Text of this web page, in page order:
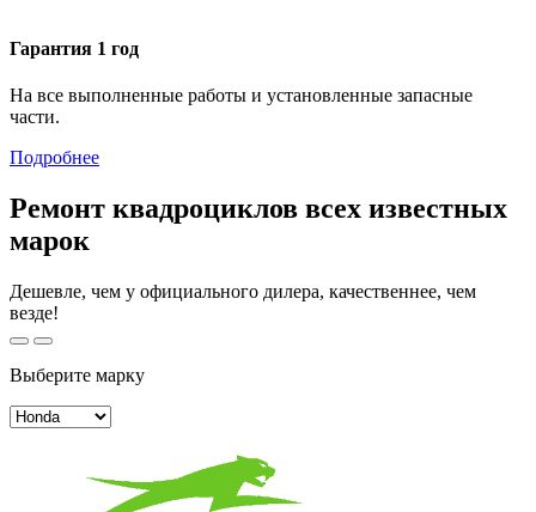
Гарантия 1 год
На все выполненные работы и установленные запасные
части.
Подробнее
Ремонт квадроциклов всех известных
марок
Дешевле, чем у официального дилера, качественнее, чем
везде!
Выберите марку